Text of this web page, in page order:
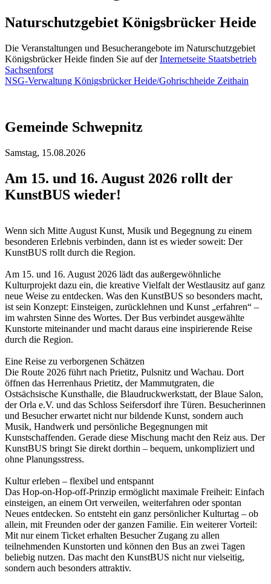
Naturschutzgebiet Königsbrücker Heide
Die Veranstaltungen und Besucherangebote im Naturschutzgebiet
Königsbrücker Heide finden Sie auf derInternetseite Staatsbetrieb
Sachsenforst
NSG-Verwaltung Königsbrücker Heide/Gohrischheide Zeithain
Gemeinde Schwepnitz
Samstag, 15.08.2026
Am 15. und 16. August 2026 rollt der
KunstBUS wieder!
Wenn sich Mitte August Kunst, Musik und Begegnung zu einem
besonderen Erlebnis verbinden, dann ist es wieder soweit: Der
KunstBUS rollt durch die Region.
Am 15. und 16. August 2026 lädt das außergewöhnliche
Kulturprojekt dazu ein, die kreative Vielfalt der Westlausitz auf ganz
neue Weise zu entdecken. Was den KunstBUS so besonders macht,
ist sein Konzept: Einsteigen, zurücklehnen und Kunst „erfahren“ –
im wahrsten Sinne des Wortes. Der Bus verbindet ausgewählte
Kunstorte miteinander und macht daraus eine inspirierende Reise
durch die Region.
Eine Reise zu verborgenen Schätzen
Die Route 2026 führt nach Prietitz, Pulsnitz und Wachau. Dort
öffnen das Herrenhaus Prietitz, der Mammutgraten, die
Ostsächsische Kunsthalle, die Blaudruckwerkstatt, der Blaue Salon,
der Orla e.V. und das Schloss Seifersdorf ihre Türen. Besucherinnen
und Besucher erwartet nicht nur bildende Kunst, sondern auch
Musik, Handwerk und persönliche Begegnungen mit
Kunstschaffenden. Gerade diese Mischung macht den Reiz aus. Der
KunstBUS bringt Sie direkt dorthin – bequem, unkompliziert und
ohne Planungsstress.
Kultur erleben – flexibel und entspannt
Das Hop-on-Hop-off-Prinzip ermöglicht maximale Freiheit: Einfach
einsteigen, an einem Ort verweilen, weiterfahren oder spontan
Neues entdecken. So entsteht ein ganz persönlicher Kulturtag – ob
allein, mit Freunden oder der ganzen Familie. Ein weiterer Vorteil:
Mit nur einem Ticket erhalten Besucher Zugang zu allen
teilnehmenden Kunstorten und können den Bus an zwei Tagen
beliebig nutzen. Das macht den KunstBUS nicht nur vielseitig,
sondern auch besonders attraktiv.